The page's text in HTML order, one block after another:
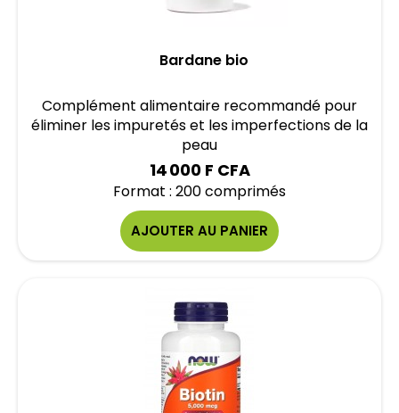
Bardane bio
Complément alimentaire recommandé pour
éliminer les impuretés et les imperfections de la
peau
14 000 F CFA
Format : 200 comprimés
AJOUTER AU PANIER